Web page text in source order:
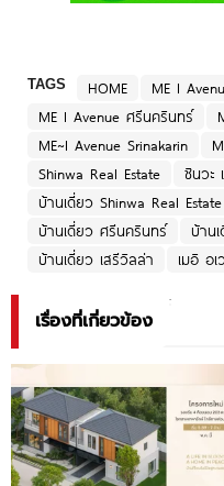
TAGS HOME ME I
ME I Avenue ศรีนครินทร์
ME~I Avenue Srinakarin
Shinwa Real Estate
ชินวะ
บ้านเดี่ยว Shinwa Real Estate
บ้านเดี่ยว ศรีนครินทร์
บ้าน
บ้านเดี่ยว เสรีวิลล่า
เมอิ อ
เรื่องที่เกี่ยวข้อง